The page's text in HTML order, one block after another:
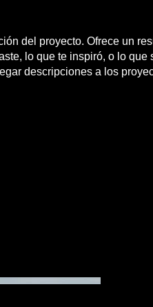
del proyecto. Ofrece un
lo que te inspiró, o lo que
descripciones a los